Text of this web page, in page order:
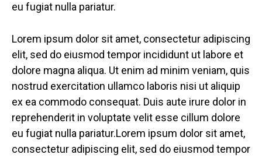
eu fugiat nulla pariatur.
Lorem ipsum dolor sit amet, consectetur adipiscing
elit, sed do eiusmod tempor incididunt ut labore et
dolore magna aliqua. Ut enim ad minim veniam, quis
nostrud exercitation ullamco laboris nisi ut aliquip
ex ea commodo consequat. Duis aute irure dolor in
reprehenderit in voluptate velit esse cillum dolore
eu fugiat nulla pariatur.Lorem ipsum dolor sit amet,
consectetur adipiscing elit, sed do eiusmod tempor